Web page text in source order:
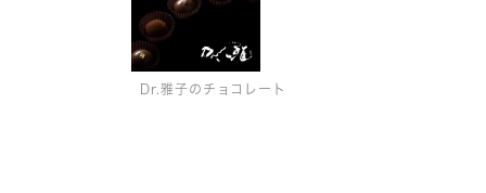
Dr.雅子のチョコレート